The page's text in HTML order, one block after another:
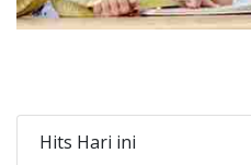
Hits Hari ini